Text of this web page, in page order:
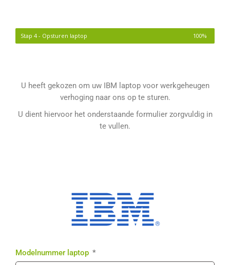
Stap 4 - Opsturen laptop 100%
U heeft gekozen om uw IBM laptop voor werkgeheugen
verhoging naar ons op te sturen.
U dient hiervoor het onderstaande formulier zorgvuldig in
te vullen.
Modelnummer laptop